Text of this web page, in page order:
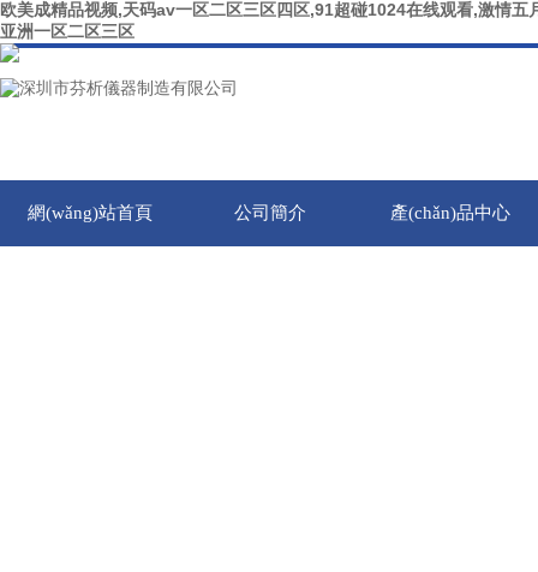
欧美成精品视频,天码av一区二区三区四区,91超碰1024在线观看,激情
亚洲一区二区三区
網(wǎng)站首頁 公司簡介 產(chǎn)品中心